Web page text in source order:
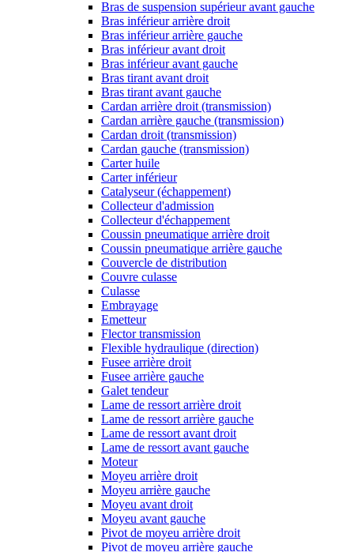
Bras de suspension supérieur avant gauche
Bras inférieur arrière droit
Bras inférieur arrière gauche
Bras inférieur avant droit
Bras inférieur avant gauche
Bras tirant avant droit
Bras tirant avant gauche
Cardan arrière droit (transmission)
Cardan arrière gauche (transmission)
Cardan droit (transmission)
Cardan gauche (transmission)
Carter huile
Carter inférieur
Catalyseur (échappement)
Collecteur d'admission
Collecteur d'échappement
Coussin pneumatique arrière droit
Coussin pneumatique arrière gauche
Couvercle de distribution
Couvre culasse
Culasse
Embrayage
Emetteur
Flector transmission
Flexible hydraulique (direction)
Fusee arrière droit
Fusee arrière gauche
Galet tendeur
Lame de ressort arrière droit
Lame de ressort arrière gauche
Lame de ressort avant droit
Lame de ressort avant gauche
Moteur
Moyeu arrière droit
Moyeu arrière gauche
Moyeu avant droit
Moyeu avant gauche
Pivot de moyeu arrière droit
Pivot de moyeu arrière gauche